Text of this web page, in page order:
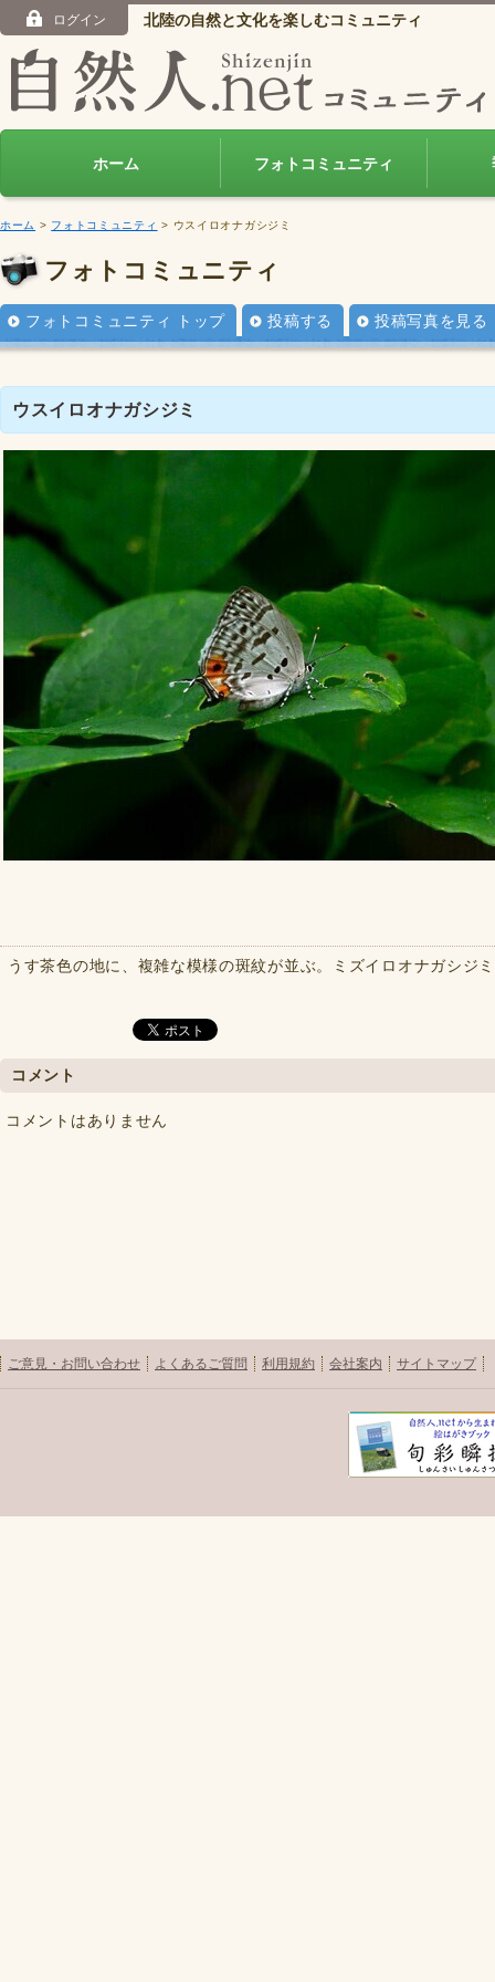
ログイン 北陸の自然と文化を楽しむコミュニティ
ホーム フォトコミュニティ
ホーム > フォトコミュニティ > ウスイロオナガシジミ
フォトコミュニティ
フォトコミュニティ トップ 投稿する 投稿写真を見る
ウスイロオナガシジミ
うす茶色の地に、複雑な模様の斑紋が並ぶ。ミズイロオナガシジ
コメント
コメントはありません
ご意見・お問い合わせ よくあるご質問 利用規約 会社案内 サイトマップ